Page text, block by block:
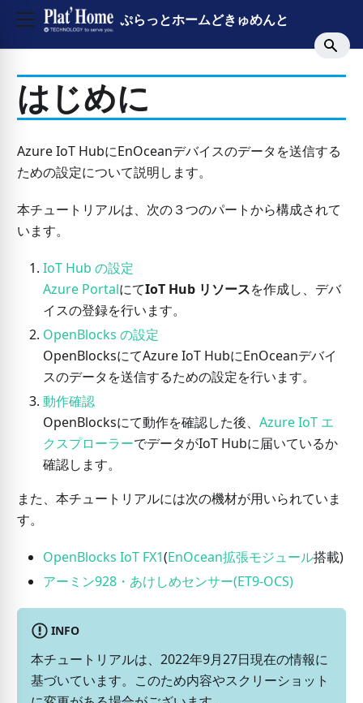
ぷらっとホームどきゅめんと
はじめに
Azure IoT HubにEnOceanデバイスのデータを送信する
ための設定について説明します。
本チュートリアルは、次の３つのパートから構成されて
います。
IoT Hub の設定
Azure PortalにてIoT Hub リソースを作成し、デバ
イスの登録を行います。
OpenBlocks の設定
OpenBlocksにてAzure IoT HubにEnOceanデバイ
スのデータを送信するための設定を行います。
動作確認
OpenBlocksにて動作を確認した後、 Azure IoT エ
クスプローラーでデータがIoT Hubに届いているか
確認します。
また、本チュートリアルには次の機材が用いられていま
す。
OpenBlocks IoT FX1(EnOcean拡張モジュール搭載)
アーミン928・あけしめセンサー(ET9-OCS)
INFO
本チュートリアルは、2022年9月27日現在の情報に
基づいています。このため内容やスクリーショット